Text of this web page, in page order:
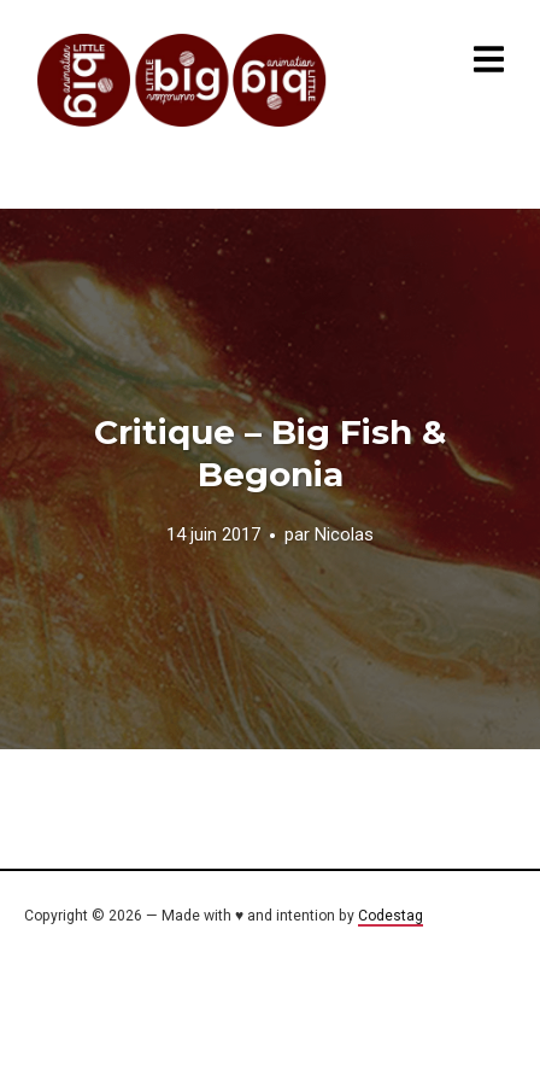
Critique – Big Fish &
Begonia
14 juin 2017 par Nicolas
Copyright © 2026 — Made with ♥ and intention by Codestag